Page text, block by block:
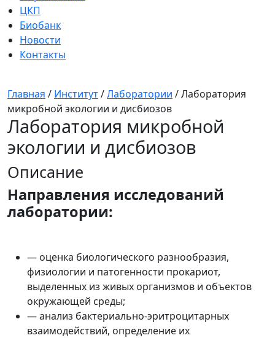
ЦКП
Биобанк
Новости
Контакты
Главная / Институт/Лаборатории /Лаборатория
микробной экологии и дисбиозов
Лаборатория микробной
экологии и дисбиозов
Описание
Направления исследований
лаборатории:
— оценка биологического разнообразия,
физиологии и патогенности прокариот,
выделенных из живых организмов и объектов
окружающей среды;
— анализ бактериально-эритроцитарных
взаимодействий, определение их